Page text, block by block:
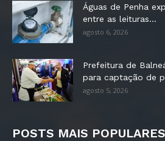
Águas de Penha
entre as leituras...
agosto 6, 2026
Prefeitura de
para captação de
agosto 5, 2026
POSTS MAIS POPULARES